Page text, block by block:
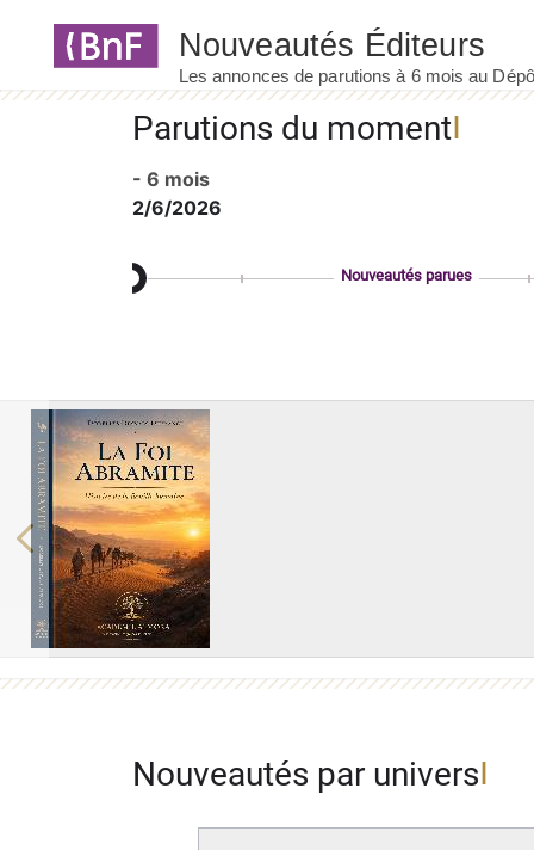
Parutions du moment
- 6 mois
2/6/2026
Nouveautés parues
Previous
Nouveautés par univers